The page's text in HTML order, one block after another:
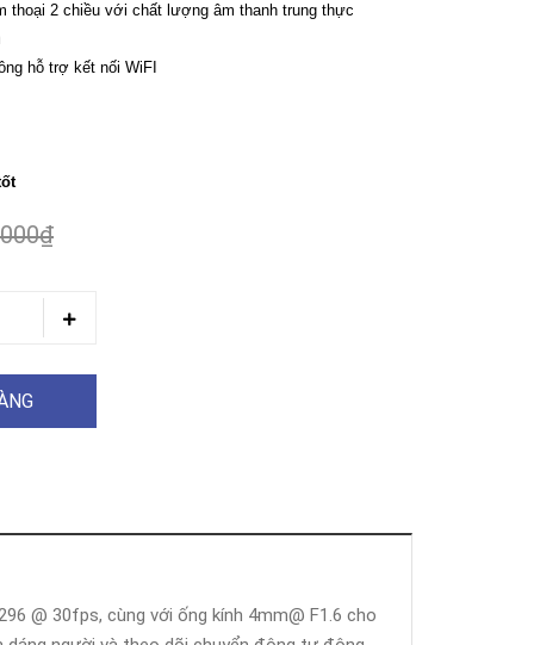
thoại 2 chiều với chất lượng âm thanh trung thực
hỗ trợ kết nối WiFI
@ 30fps, cùng với ống kính 4mm@ F1.6 cho